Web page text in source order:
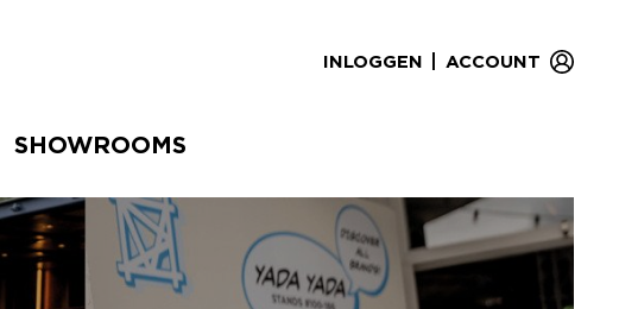
INLOGGEN ACCOUNT
SHOWROOMS